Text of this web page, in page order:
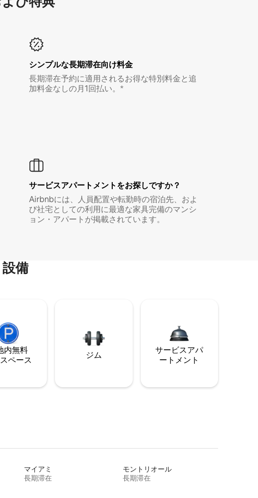
シンプルな長期滞在向け料金
長期滞在予約に適用されるお得な特別料金と追
加料金なしの月1回払い。*
サービスアパートメントをお探しですか？
Airbnbには、人員配置や転勤時の宿泊先、およ
び社宅としての利用に最適な家具完備のマンシ
ョン・アパートが掲載されています。
備
内無料
ペ⁠ー⁠ス
ジム
サービスアパ
ートメント
マイアミ
長期滞在
モントリオール
長期滞在